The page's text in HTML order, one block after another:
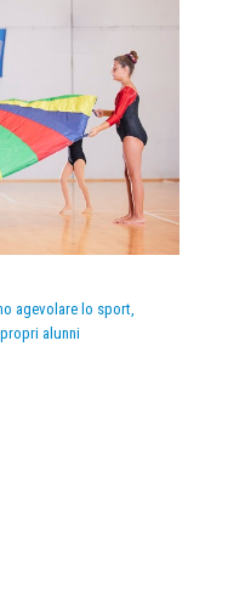
agevolare lo sport,
alunni